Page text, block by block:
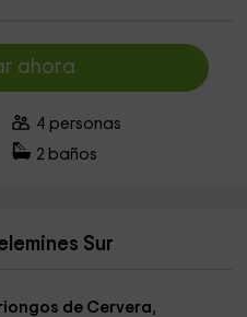
ahora
4 personas
2 baños
Sur
de Cervera,